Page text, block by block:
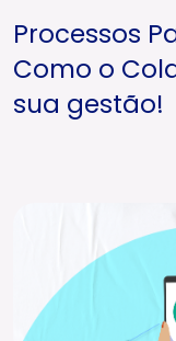
Processos
Como o
sua gestão!